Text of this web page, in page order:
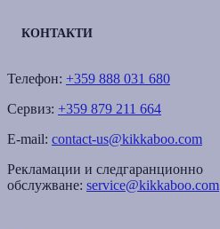
КОНТАКТИ
Телефон: +359 888 031 680
Сервиз: +359 879 211 664
E-mail: contact-us@kikkaboo.com
Рекламации и следгаранционно
обслужване: service@kikkaboo.com